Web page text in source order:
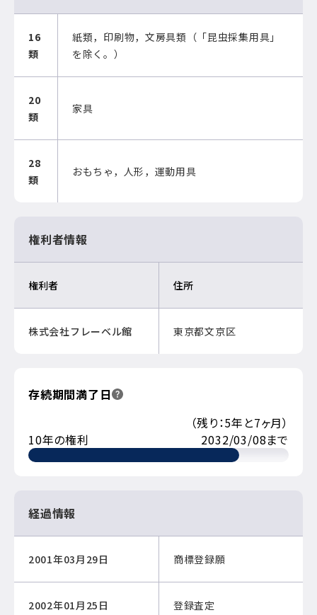
16
類
紙類，印刷物，文房具類（「昆虫採集用具」
を除く。）
20
類
家具
28
類
おもちゃ，人形，運動用具
権利者情報
権利者 住所
株式会社フレーベル館 東京都文京区
存続期間満了日
10年の権利
（残り：5年と7ヶ月）
2032/03/08まで
経過情報
2001年03月29日 商標登録願
2002年01月25日 登録査定